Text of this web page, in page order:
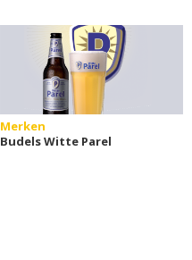
Merken
Budels Witte Parel